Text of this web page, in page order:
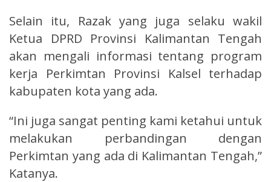
Selain itu, Razak yang juga selaku wakil
Ketua DPRD Provinsi Kalimantan Tengah
akan mengali informasi tentang program
kerja Perkimtan Provinsi Kalsel terhadap
kabupaten kota yang ada.
“Ini juga sangat penting kami ketahui untuk
melakukan perbandingan dengan
Perkimtan yang ada di Kalimantan Tengah,”
Katanya.